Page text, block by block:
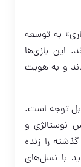
به توسعه
این بازی‌ها
و به هویت
توجه است.
نوستالژی و
را زنده
با نسل‌های